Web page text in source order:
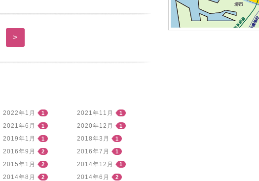
>
2022年1月 1 2021年11月 1
2021年6月 1 2020年12月 1
2019年1月 1 2018年3月 1
2016年9月 2 2016年7月 1
2015年1月 2 2014年12月 1
2014年8月 2 2014年6月 2